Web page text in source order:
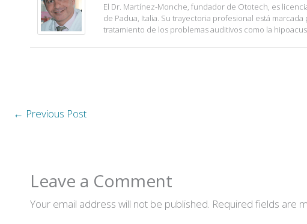
El Dr. Martínez-Monche, fundador de Ototech, es
de Padua, Italia. Su trayectoria profesional está
tratamiento de los problemas auditivos como la
← Previous Post
Leave a Comment
Your email address will not be published. Required fields are